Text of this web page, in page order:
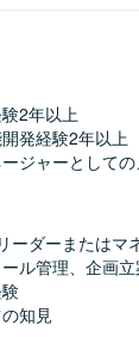
2年以上
発経験2年以上
ジャーとして
ーダーまたはマ
ル管理、企画
知見